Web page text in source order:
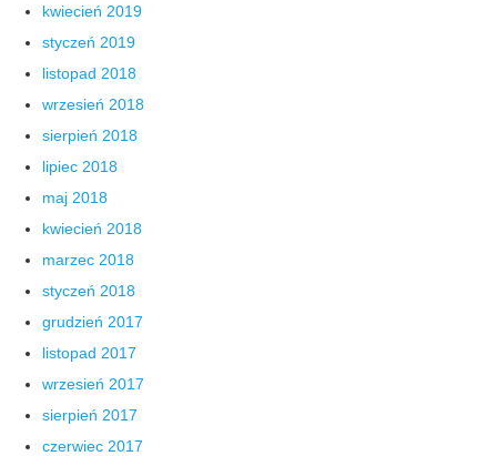
kwiecień 2019
styczeń 2019
listopad 2018
wrzesień 2018
sierpień 2018
lipiec 2018
maj 2018
kwiecień 2018
marzec 2018
styczeń 2018
grudzień 2017
listopad 2017
wrzesień 2017
sierpień 2017
czerwiec 2017